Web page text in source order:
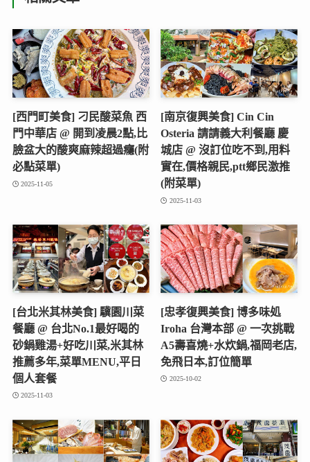
[西門町美食] 刁民酸菜魚 西
門中華店 @ 開到凌晨2點,比
臉盆大的酸爽麻辣超過癮(附
必點菜單)
2025-11-05
[南京復興美食] Cin Cin
Osteria 請請義大利餐廳 慶
城店 @ 沒訂位吃不到,用料
實在,價格親民,ptt鄉民激推
(附菜單)
2025-11-03
[台北米其林美食] 驥園川菜
餐廳 @ 台北No.1最好喝的
砂鍋雞湯+好吃川菜,米其林
推薦多年,菜單MENU,平日
個人套餐
2025-11-03
[忠孝復興美食] 博多味処
Iroha 台灣本部 @ 一次挑戰
A5壽喜燒+水炊鍋,福岡老店,
免飛日本,訂位簡單
2025-10-02